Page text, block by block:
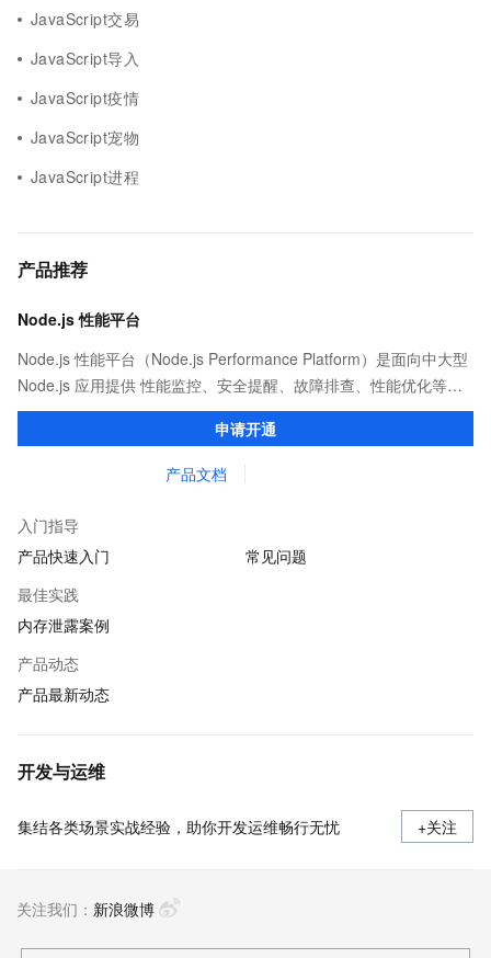
JavaScript交易
JavaScript导入
JavaScript疫情
JavaScript宠物
JavaScript进程
产品推荐
Node.js 性能平台
Node.js 性能平台（Node.js Performance Platform）是面向中大型
Node.js 应用提供 性能监控、安全提醒、故障排查、性能优化等服
务的整体性解决方案。提供完善的工具链和服务，协助客户主动、
申请开通
产品文档
入门指导
产品快速入门
常见问题
最佳实践
内存泄露案例
产品动态
产品最新动态
开发与运维
集结各类场景实战经验，助你开发运维畅行无忧 +关注
关注我们： 新浪微博